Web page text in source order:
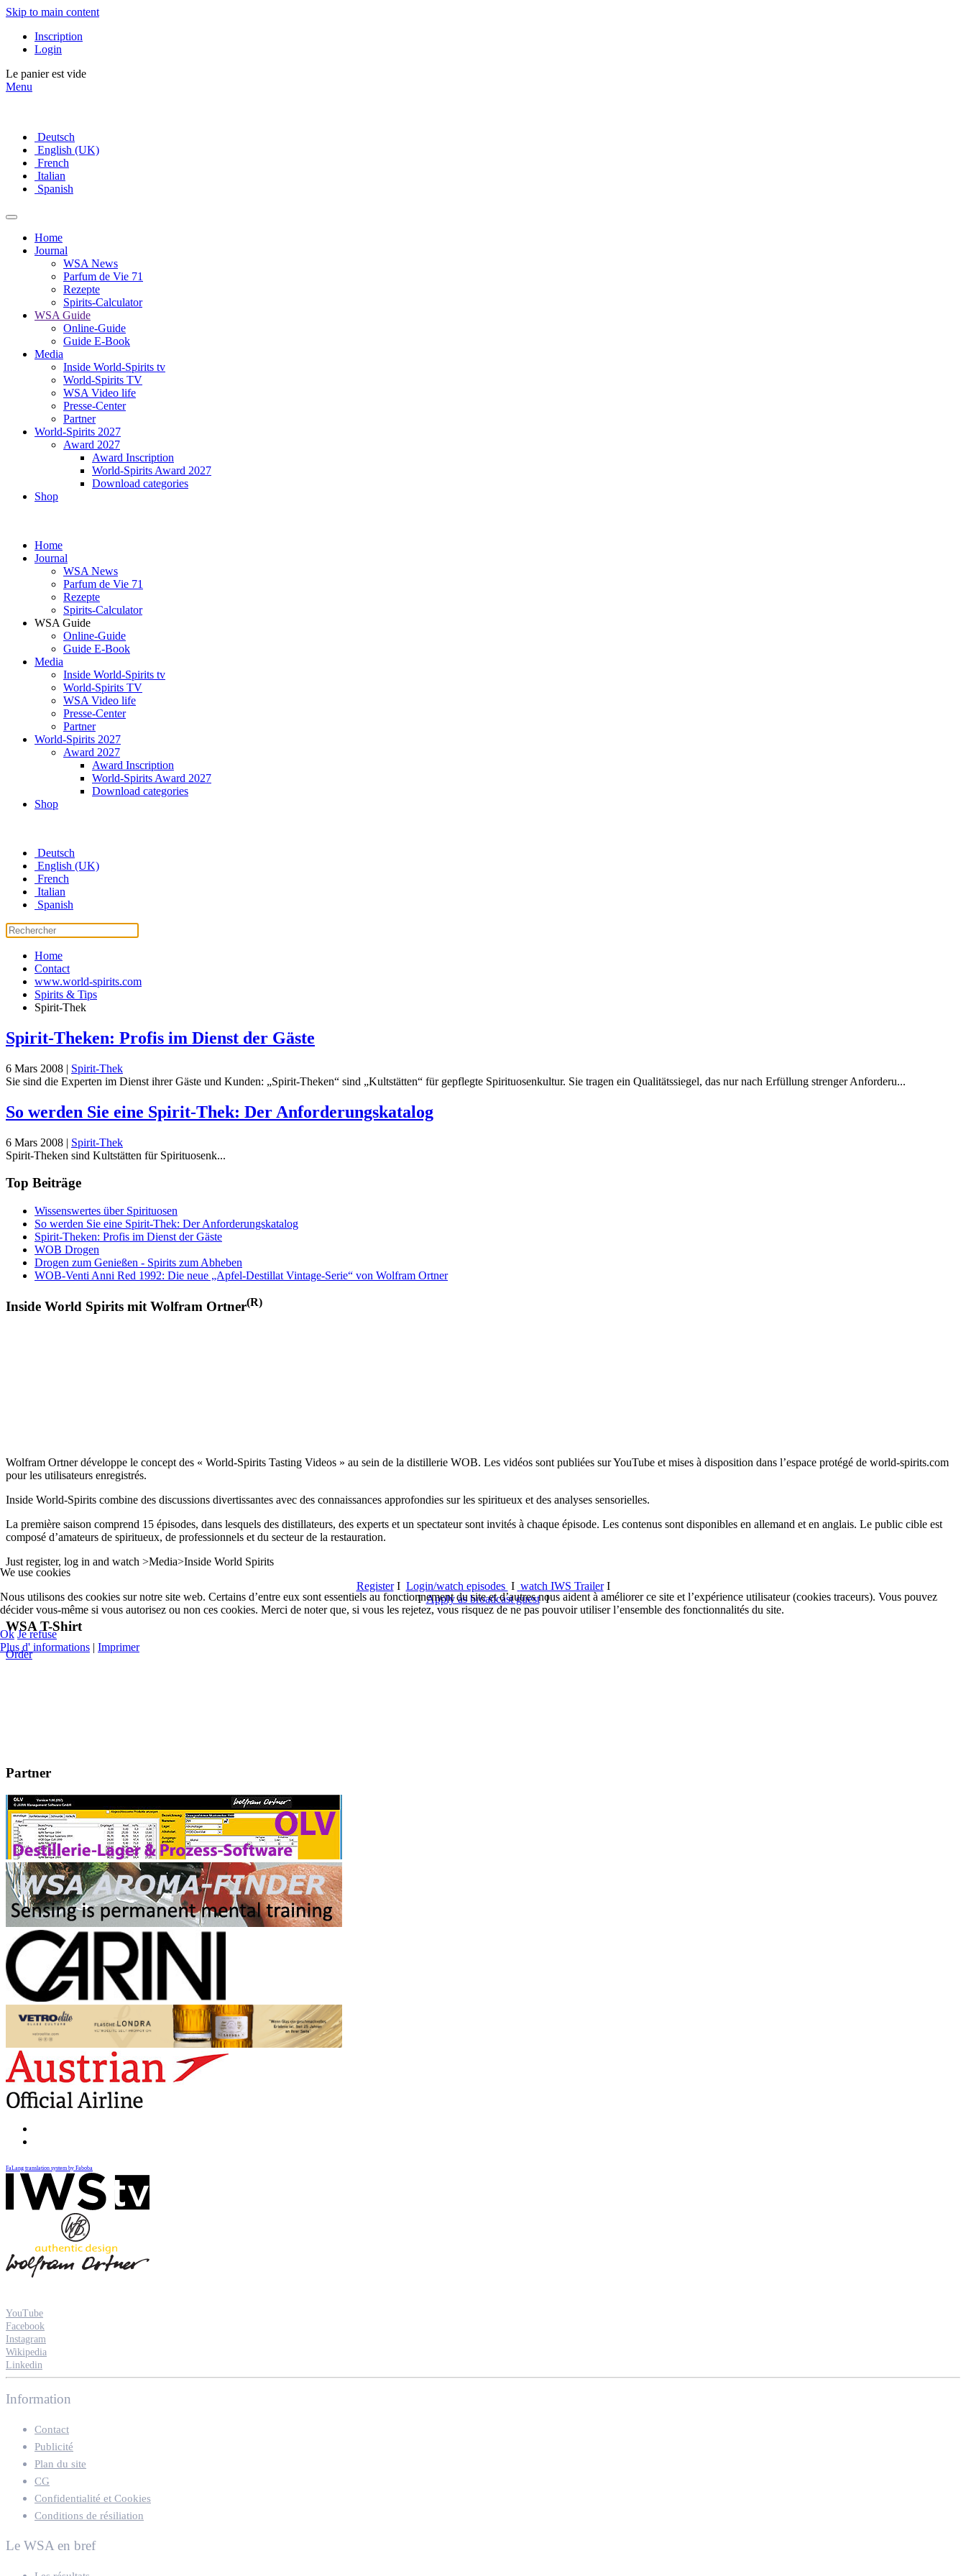
Skip to main content
Inscription
Login
Le panier est vide
Menu
Deutsch
English (UK)
French
Italian
Spanish
Home
Journal
WSA News
Parfum de Vie 71
Rezepte
Spirits-Calculator
WSA Guide
Online-Guide
Guide E-Book
Media
Inside World-Spirits tv
World-Spirits TV
WSA Video life
Presse-Center
Partner
World-Spirits 2027
Award 2027
Award Inscription
World-Spirits Award 2027
Download categories
Shop
Home
Journal
WSA News
Parfum de Vie 71
Rezepte
Spirits-Calculator
WSA Guide
Online-Guide
Guide E-Book
Media
Inside World-Spirits tv
World-Spirits TV
WSA Video life
Presse-Center
Partner
World-Spirits 2027
Award 2027
Award Inscription
World-Spirits Award 2027
Download categories
Shop
Deutsch
English (UK)
French
Italian
Spanish
Home
Contact
www.world-spirits.com
Spirits & Tips
Spirit-Thek
Spirit-Theken: Profis im Dienst der Gäste
6 Mars 2008 | Spirit-Thek
Sie sind die Experten im Dienst ihrer Gäste und Kunden: „Spirit-Theken“ sind „Kultstätten“ für gepflegte Spirituosenkultur. Sie tragen ein Qualitätssiegel, das nur nach Erfüllung strenger Anforderu...
So werden Sie eine Spirit-Thek: Der Anforderungskatalog
6 Mars 2008 | Spirit-Thek
Spirit-Theken sind Kultstätten für Spirituosenk...
Top Beiträge
Wissenswertes über Spirituosen
So werden Sie eine Spirit-Thek: Der Anforderungskatalog
Spirit-Theken: Profis im Dienst der Gäste
WOB Drogen
Drogen zum Genießen - Spirits zum Abheben
WOB-Venti Anni Red 1992: Die neue „Apfel-Destillat Vintage-Serie“ von Wolfram Ortner
Inside World Spirits mit Wolfram Ortner(R)
Wolfram Ortner développe le concept des « World-Spirits Tasting Videos » au sein de la distillerie WOB. Les vidéos sont publiées sur YouTube et mises à disposition dans l’espace protégé de world-spirits.com
pour les utilisateurs enregistrés.
Inside World-Spirits combine des discussions divertissantes avec des connaissances approfondies sur les spiritueux et des analyses sensorielles.
La première saison comprend 15 épisodes, dans lesquels des distillateurs, des experts et un spectateur sont invités à chaque épisode. Les contenus sont disponibles en allemand et en anglais. Le public cible est
composé d’amateurs de spiritueux, de professionnels et du secteur de la restauration.
Just register, log in and watch >Media>Inside World Spirits
RegisterI Login/watch episodes I watch IWS TrailerI
IApply as broadcast guestI
WSA T-Shirt
Order
Partner
FaLang translation system by Faboba
YouTube
Facebook
Instagram
Wikipedia
Linkedin
Information
Contact
Publicité
Plan du site
CG
Confidentialité et Cookies
Conditions de résiliation
Le WSA en bref
We use cookies
Nous utilisons des cookies sur notre site web. Certains d’entre eux sont essentiels au fonctionnement du site et d’autres nous aident à améliorer ce site et l’expérience utilisateur (cookies traceurs). Vous pouvez
décider vous-même si vous autorisez ou non ces cookies. Merci de noter que, si vous les rejetez, vous risquez de ne pas pouvoir utiliser l’ensemble des fonctionnalités du site.
Ok Je refuse
Plus d' informations | Imprimer